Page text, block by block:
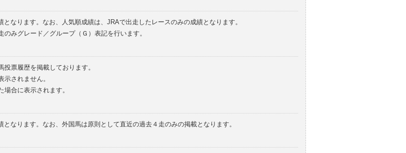
なります。なお、人気順成績は、JRAで出走したレースのみの成績となります。
みグレード／グループ（Ｇ）表記を行います。
票履歴を掲載しております。
されません。
合に表示されます。
なります。なお、外国馬は原則として直近の過去４走のみの掲載となります。